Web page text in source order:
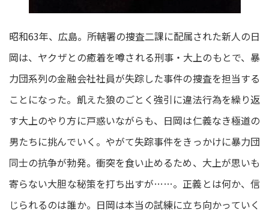
昭和63年、広島。所轄署の捜査二課に配属された新人の日
岡は、ヤクザとの癒着を噂される刑事・大上のもとで、暴
力団系列の金融会社社員が失踪した事件の捜査を担当する
ことになった。飢えた狼のごとく強引に違法行為を繰り返
す大上のやり方に戸惑いながらも、日岡は仁義なき極道の
男たちに挑んでいく。やがて失踪事件をきっかけに暴力団
同士の抗争が勃発。衝突を食い止めるため、大上が思いも
寄らない大胆な秘策を打ち出すが……。正義とは何か、信
じられるのは誰か。日岡は本当の試練に立ち向かっていく